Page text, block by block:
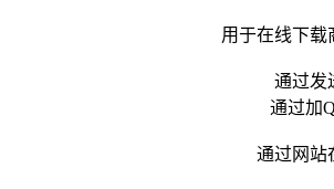
用于在线下载
通过发
通过加
通过网站